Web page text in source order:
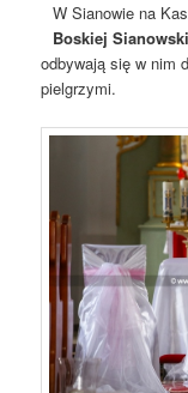
W Sianowie na
Boskiej
odbywają się w nim
pielgrzymi.